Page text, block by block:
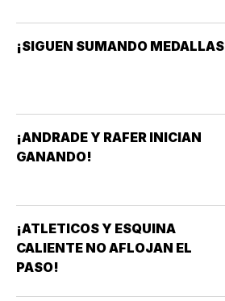
¡SIGUEN SUMANDO MEDALLAS
¡ANDRADE Y RAFER INICIAN
GANANDO!
¡ATLETICOS Y ESQUINA
CALIENTE NO AFLOJAN EL
PASO!